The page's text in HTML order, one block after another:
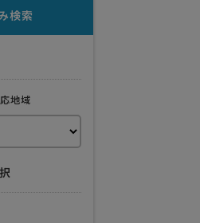
検索
地域